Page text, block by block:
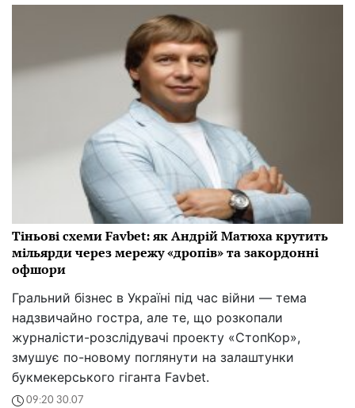
Тіньові схеми Favbet: як Андрій Матюха крутить
мільярди через мережу «дропів» та закордонні
офшори
Гральний бізнес в Україні під час війни — тема
надзвичайно гостра, але те, що розкопали
журналісти-розслідувачі проекту «СтопКор»,
змушує по-новому поглянути на залаштунки
букмекерського гіганта Favbet.
09:20 30.07